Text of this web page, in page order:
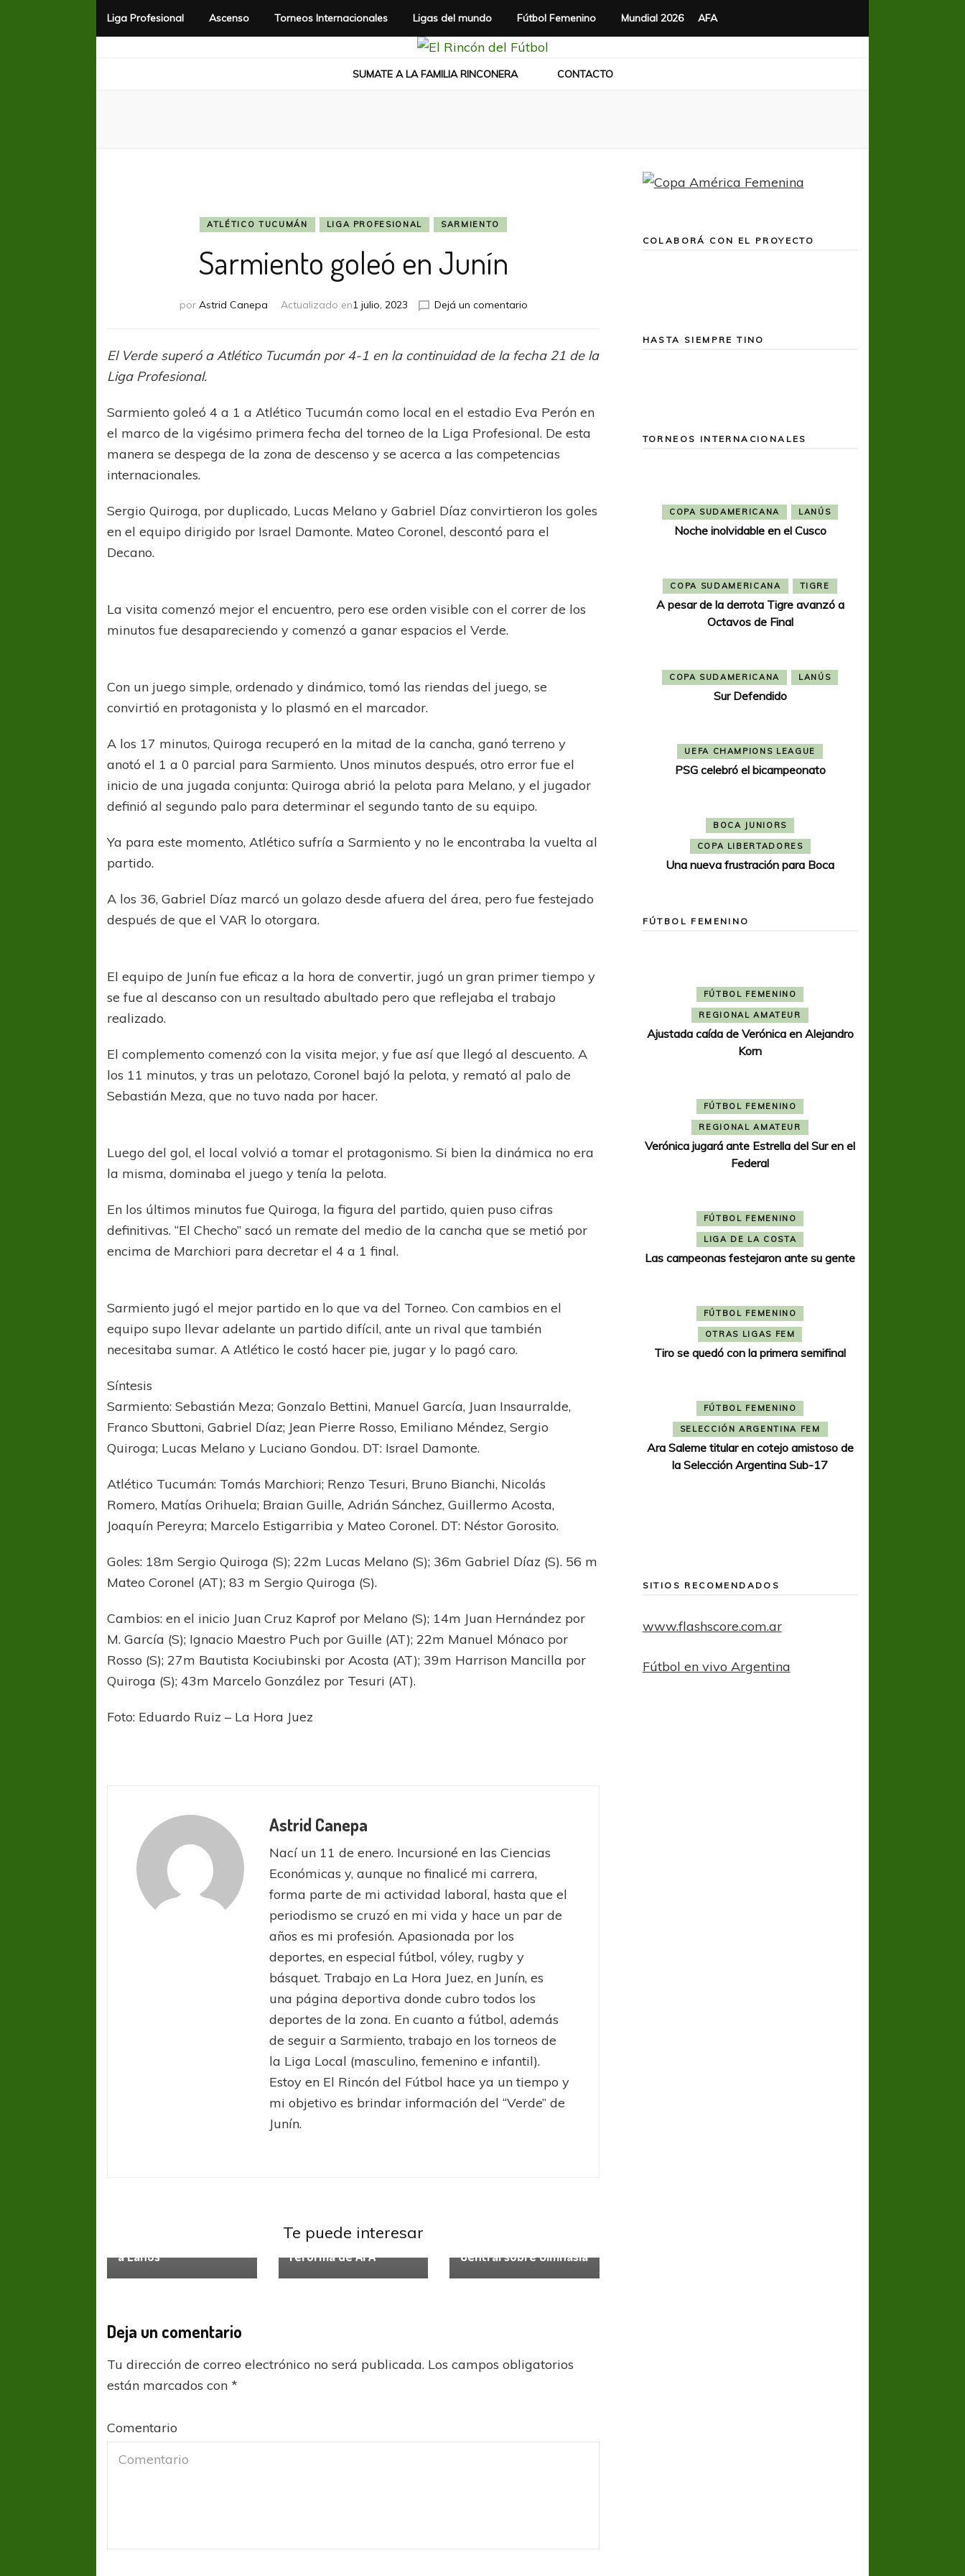
Liga Profesional Ascenso Torneos Internacionales Ligas del mundo Fútbol Femenino Mundial 2026 AFA
SUMATE A LA FAMILIA RINCONERA CONTACTO
ATLÉTICO TUCUMÁN LIGA PROFESIONAL SARMIENTO
Sarmiento goleó en Junín
por Astrid Canepa Actualizado en1 julio, 2023 Dejá un comentarioen
en
Junín
El Verde superó a Atlético Tucumán por 4-1 en la continuidad de la fecha 21 de la
Liga Profesional.
Sarmiento goleó 4 a 1 a Atlético Tucumán como local en el estadio Eva Perón en
el marco de la vigésimo primera fecha del torneo de la Liga Profesional. De esta
manera se despega de la zona de descenso y se acerca a las competencias
internacionales.
Sergio Quiroga, por duplicado, Lucas Melano y Gabriel Díaz convirtieron los goles
en el equipo dirigido por Israel Damonte. Mateo Coronel, descontó para el
Decano.
La visita comenzó mejor el encuentro, pero ese orden visible con el correr de los
minutos fue desapareciendo y comenzó a ganar espacios el Verde.
Con un juego simple, ordenado y dinámico, tomó las riendas del juego, se
convirtió en protagonista y lo plasmó en el marcador.
A los 17 minutos, Quiroga recuperó en la mitad de la cancha, ganó terreno y
anotó el 1 a 0 parcial para Sarmiento. Unos minutos después, otro error fue el
inicio de una jugada conjunta: Quiroga abrió la pelota para Melano, y el jugador
definió al segundo palo para determinar el segundo tanto de su equipo.
Ya para este momento, Atlético sufría a Sarmiento y no le encontraba la vuelta al
partido.
A los 36, Gabriel Díaz marcó un golazo desde afuera del área, pero fue festejado
después de que el VAR lo otorgara.
El equipo de Junín fue eficaz a la hora de convertir, jugó un gran primer tiempo y
se fue al descanso con un resultado abultado pero que reflejaba el trabajo
realizado.
El complemento comenzó con la visita mejor, y fue así que llegó al descuento. A
los 11 minutos, y tras un pelotazo, Coronel bajó la pelota, y remató al palo de
Sebastián Meza, que no tuvo nada por hacer.
Luego del gol, el local volvió a tomar el protagonismo. Si bien la dinámica no era
la misma, dominaba el juego y tenía la pelota.
En los últimos minutos fue Quiroga, la figura del partido, quien puso cifras
definitivas. “El Checho” sacó un remate del medio de la cancha que se metió por
encima de Marchiori para decretar el 4 a 1 final.
Sarmiento jugó el mejor partido en lo que va del Torneo. Con cambios en el
equipo supo llevar adelante un partido difícil, ante un rival que también
necesitaba sumar. A Atlético le costó hacer pie, jugar y lo pagó caro.
Síntesis
Sarmiento: Sebastián Meza; Gonzalo Bettini, Manuel García, Juan Insaurralde,
Franco Sbuttoni, Gabriel Díaz; Jean Pierre Rosso, Emiliano Méndez, Sergio
Quiroga; Lucas Melano y Luciano Gondou. DT: Israel Damonte.
Atlético Tucumán: Tomás Marchiori; Renzo Tesuri, Bruno Bianchi, Nicolás
Romero, Matías Orihuela; Braian Guille, Adrián Sánchez, Guillermo Acosta,
Joaquín Pereyra; Marcelo Estigarribia y Mateo Coronel. DT: Néstor Gorosito.
Goles: 18m Sergio Quiroga (S); 22m Lucas Melano (S); 36m Gabriel Díaz (S). 56 m
Mateo Coronel (AT); 83 m Sergio Quiroga (S).
Cambios: en el inicio Juan Cruz Kaprof por Melano (S); 14m Juan Hernández por
M. García (S); Ignacio Maestro Puch por Guille (AT); 22m Manuel Mónaco por
Rosso (S); 27m Bautista Kociubinski por Acosta (AT); 39m Harrison Mancilla por
Quiroga (S); 43m Marcelo González por Tesuri (AT).
Foto: Eduardo Ruiz – La Hora Juez
Astrid Canepa
Nací un 11 de enero. Incursioné en las Ciencias
Económicas y, aunque no finalicé mi carrera,
forma parte de mi actividad laboral, hasta que el
periodismo se cruzó en mi vida y hace un par de
años es mi profesión. Apasionada por los
deportes, en especial fútbol, vóley, rugby y
básquet. Trabajo en La Hora Juez, en Junín, es
una página deportiva donde cubro todos los
deportes de la zona. En cuanto a fútbol, además
de seguir a Sarmiento, trabajo en los torneos de
la Liga Local (masculino, femenino e infantil).
Estoy en El Rincón del Fútbol hace ya un tiempo y
mi objetivo es brindar información del “Verde” de
Junín.
Te puede interesar
a Lanús
Futbolistas Argentinos
Agremiados desestima
reforma de AFA
Central sobre Gimnasia
Deja un comentario
Tu dirección de correo electrónico no será publicada. Los campos obligatorios
están marcados con*
Comentario
COLABORÁ CON EL PROYECTO
HASTA SIEMPRE TINO
TORNEOS INTERNACIONALES
COPA SUDAMERICANA LANÚS
Noche inolvidable en el Cusco
COPA SUDAMERICANA TIGRE
A pesar de la derrota Tigre avanzó a
Octavos de Final
COPA SUDAMERICANA LANÚS
Sur Defendido
UEFA CHAMPIONS LEAGUE
PSG celebró el bicampeonato
BOCA JUNIORS
COPA LIBERTADORES
Una nueva frustración para Boca
FÚTBOL FEMENINO
FÚTBOL FEMENINO
REGIONAL AMATEUR
Ajustada caída de Verónica en Alejandro
Korn
FÚTBOL FEMENINO
REGIONAL AMATEUR
Verónica jugará ante Estrella del Sur en el
Federal
FÚTBOL FEMENINO
LIGA DE LA COSTA
Las campeonas festejaron ante su gente
FÚTBOL FEMENINO
OTRAS LIGAS FEM
Tiro se quedó con la primera semifinal
FÚTBOL FEMENINO
SELECCIÓN ARGENTINA FEM
Ara Saleme titular en cotejo amistoso de
la Selección Argentina Sub-17
SITIOS RECOMENDADOS
www.flashscore.com.ar
Fútbol en vivo Argentina